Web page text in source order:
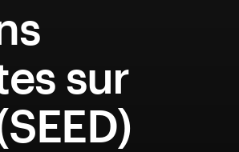
sur